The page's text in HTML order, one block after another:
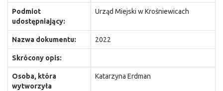
Podmiot
udostępniający:
Urząd Miejski w Krośniewicach
Nazwa dokumentu: 2022
Skrócony opis:
Osoba, która
wytworzyła
Katarzyna Erdman